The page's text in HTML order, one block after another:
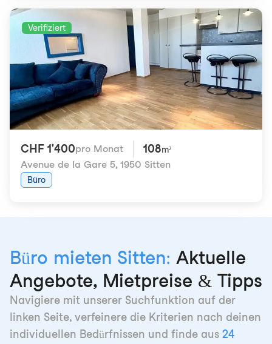
Verifiziert
CHF 1'400pro Monat 108m²
Avenue de la Gare 5, 1950 Sitten
Büro
Büro mieten Sitten: Aktuelle
Angebote, Mietpreise & Tipps
Navigiere mit unserer Suchfunktion auf der
linken Seite, verfeinere die Kriterien nach deinen
individuellen Bedürfnissen und finde aus 24